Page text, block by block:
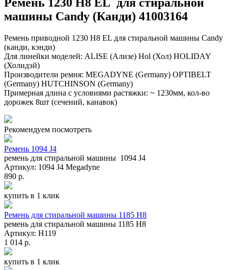
машины Candy (Канди) 41003164
Ремень приводной 1230 H8 EL для стиральной машины Candy
(канди, кэнди)
Для линейки моделей: ALISE (Ализе) Hol (Хол) HOLIDAY
(Холидэй)
Производители ремня: MEGADYNE (Germany) OPTIBELT
(Germany) HUTCHINSON (Germany)
Примерная длина с условиями растяжки: ~ 1230мм, кол-во
дорожек 8шт (сечений, канавок)
Рекомендуем посмотреть
Ремень 1094 J4
ремень для стиральной машины 1094 J4
Артикул: 1094 J4 Megadyne
890 р.
купить в 1 клик
Ремень для стиральной машины 1185 H8
ремень для стиральной машины 1185 H8
Артикул: H119
1 014 р.
купить в 1 клик